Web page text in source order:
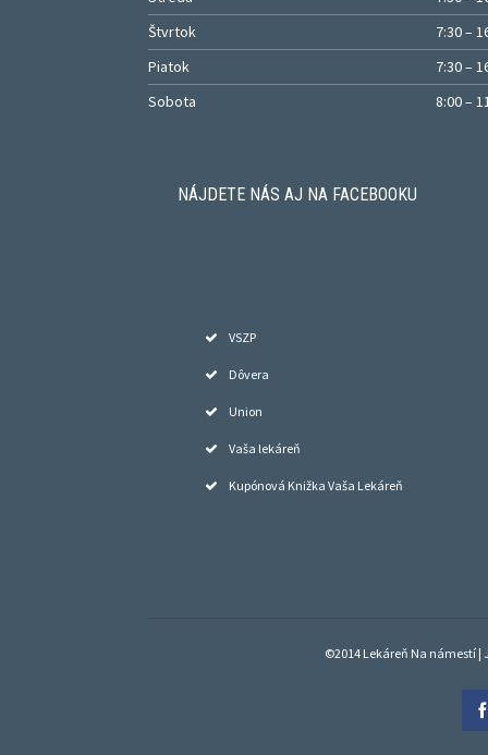
Štvrtok
7:30 –
Piatok
7:30 –
Sobota
8:00 –
NÁJDETE NÁS AJ NA FACEBOOKU
VSZP
Dôvera
Union
Vaša lekáreň
Kupónová Knižka Vaša Lekáreň
©2014 Lekáreň Na námestí |